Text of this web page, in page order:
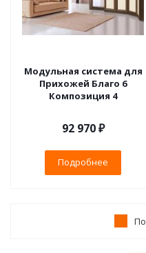
Модульная система для
Прихожей Благо 6
Композиция 4
92 970 ₽
Подробнее